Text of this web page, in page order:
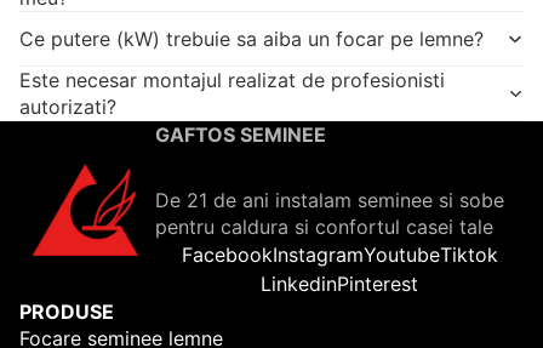
Ce putere (kW) trebuie sa aiba un focar pe lemne?
Este necesar montajul realizat de profesionisti
autorizati?
GAFTOS SEMINEE
De 21 de ani instalam seminee si sobe
pentru caldura si confortul casei tale
FacebookInstagramYoutubeTiktok
LinkedinPinterest
PRODUSE
Focare seminee lemne